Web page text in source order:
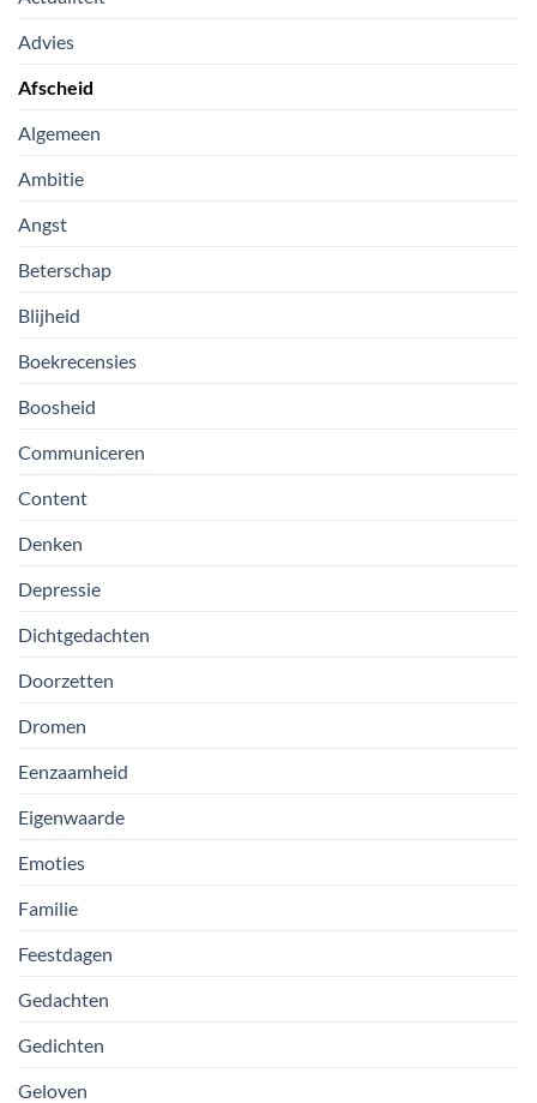
Advies
Afscheid
Algemeen
Ambitie
Angst
Beterschap
Blijheid
Boekrecensies
Boosheid
Communiceren
Content
Denken
Depressie
Dichtgedachten
Doorzetten
Dromen
Eenzaamheid
Eigenwaarde
Emoties
Familie
Feestdagen
Gedachten
Gedichten
Geloven